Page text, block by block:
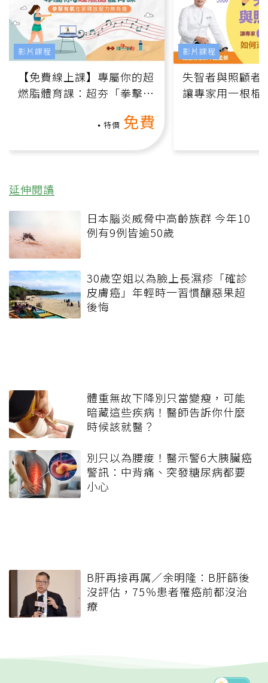
【免費線上課】專屬你的超
燃脂體育課：超夯「拳擊有
特價 免費
影片課程
失智者與照顧者
讓專家用一根棍
影片課程
延伸閱讀
日本腦炎威脅中高齡族群 今年10
例有9例皆逾50歲
30歲空姐以為臉上長濕疹「確診
皮膚癌」年輕時一習慣釀惡果超
後悔
體重無故下降別只當變瘦，可能
暗藏這些疾病！醫師告訴你什麼
時候該就醫？
別只以為腰痠！醫示警6大胰臟癌
警訊：中背痛、突發糖尿病都要
小心
B肝再接再厲／余明隆：B肝篩後
沒評估，75％患者罹癌前都沒治
療